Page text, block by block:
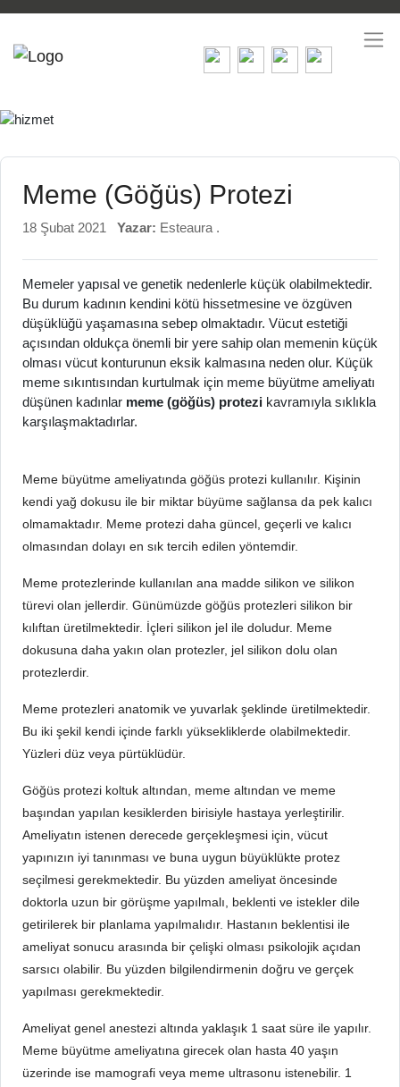
Meme (Göğüs) Protezi
18 Şubat 2021 Yazar: Esteaura .
Memeler yapısal ve genetik nedenlerle küçük olabilmektedir.
Bu durum kadının kendini kötü hissetmesine ve özgüven
düşüklüğü yaşamasına sebep olmaktadır. Vücut estetiği
açısından oldukça önemli bir yere sahip olan memenin küçük
olması vücut konturunun eksik kalmasına neden olur. Küçük
meme sıkıntısından kurtulmak için meme büyütme ameliyatı
düşünen kadınlar meme (göğüs) protezi kavramıyla sıklıkla
karşılaşmaktadırlar.
Meme büyütme ameliyatında göğüs protezi kullanılır. Kişinin
kendi yağ dokusu ile bir miktar büyüme sağlansa da pek kalıcı
olmamaktadır. Meme protezi daha güncel, geçerli ve kalıcı
olmasından dolayı en sık tercih edilen yöntemdir.
Meme protezlerinde kullanılan ana madde silikon ve silikon
türevi olan jellerdir. Günümüzde göğüs protezleri silikon bir
kılıftan üretilmektedir. İçleri silikon jel ile doludur. Meme
dokusuna daha yakın olan protezler, jel silikon dolu olan
protezlerdir.
Meme protezleri anatomik ve yuvarlak şeklinde üretilmektedir.
Bu iki şekil kendi içinde farklı yüksekliklerde olabilmektedir.
Yüzleri düz veya pürtüklüdür.
Göğüs protezi koltuk altından, meme altından ve meme
başından yapılan kesiklerden birisiyle hastaya yerleştirilir.
Ameliyatın istenen derecede gerçekleşmesi için, vücut
yapınızın iyi tanınması ve buna uygun büyüklükte protez
seçilmesi gerekmektedir. Bu yüzden ameliyat öncesinde
doktorla uzun bir görüşme yapılmalı, beklenti ve istekler dile
getirilerek bir planlama yapılmalıdır. Hastanın beklentisi ile
ameliyat sonucu arasında bir çelişki olması psikolojik açıdan
sarsıcı olabilir. Bu yüzden bilgilendirmenin doğru ve gerçek
yapılması gerekmektedir.
Ameliyat genel anestezi altında yaklaşık 1 saat süre ile yapılır.
Meme büyütme ameliyatına girecek olan hasta 40 yaşın
üzerinde ise mamografi veya meme ultrasonu istenebilir. 1